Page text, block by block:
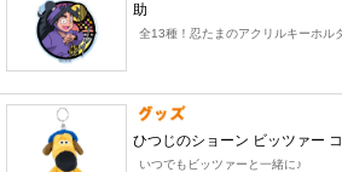
助
全13種！忍たまのアクリルキーホル
ひつじのショーン ビッツァー
いつでもビッツァーと一緒に♪